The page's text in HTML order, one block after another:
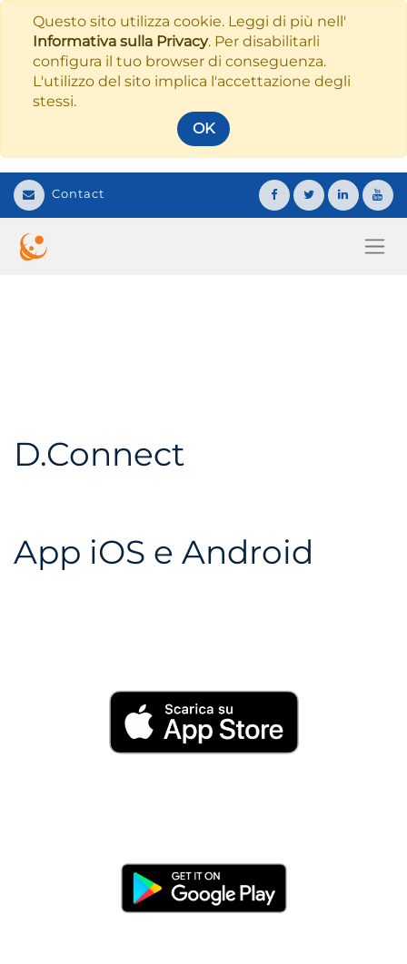
Questo sito utilizza cookie. Leggi di più nell'
Informativa sulla Privacy. Per disabilitarli
configura il tuo browser di conseguenza.
L'utilizzo del sito implica l'accettazione degli
stessi.
OK
Contact
D.Connect
App iOS e Android